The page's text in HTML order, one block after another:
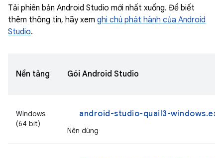
Tải phiên bản Android Studio mới nhất xuống. Để biết
thêm thông tin, hãy xem ghi chú phát hành của Android
Studio.
Nền tảng Gói Android Studio
Windows
(64 bit)
android-studio-quail3-windows.exe
Nên dùng